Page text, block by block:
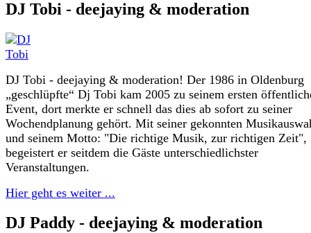
DJ Tobi - deejaying & moderation
DJ Tobi - deejaying & moderation! Der 1986 in Oldenburg
„geschlüpfte“ Dj Tobi kam 2005 zu seinem ersten
Event, dort merkte er schnell das dies ab sofort zu seiner
Wochendplanung gehört. Mit seiner gekonnten
und seinem Motto: "Die richtige Musik, zur richtigen Zeit",
begeistert er seitdem die Gäste unterschiedlichster
Veranstaltungen.
Hier geht es weiter ...
DJ Paddy - deejaying & moderation